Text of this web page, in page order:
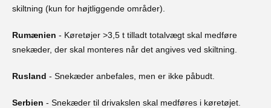
skiltning (kun for højtliggende områder).
Rumænien - Køretøjer >3,5 t tilladt totalvægt skal medføre
snekæder, der skal monteres når det angives ved skiltning.
Rusland - Snekæder anbefales, men er ikke påbudt.
Serbien - Snekæder til drivakslen skal medføres i køretøjet.